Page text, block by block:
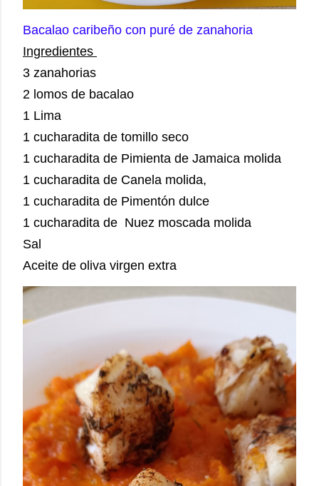
Bacalao caribeño con puré de zanahoria
Ingredientes
3 zanahorias
2 lomos de bacalao
1 Lima
1 cucharadita de tomillo seco
1 cucharadita de Pimienta de Jamaica molida
1 cucharadita de Canela molida,
1 cucharadita de Pimentón dulce
1 cucharadita de Nuez moscada molida
Sal
Aceite de oliva virgen extra